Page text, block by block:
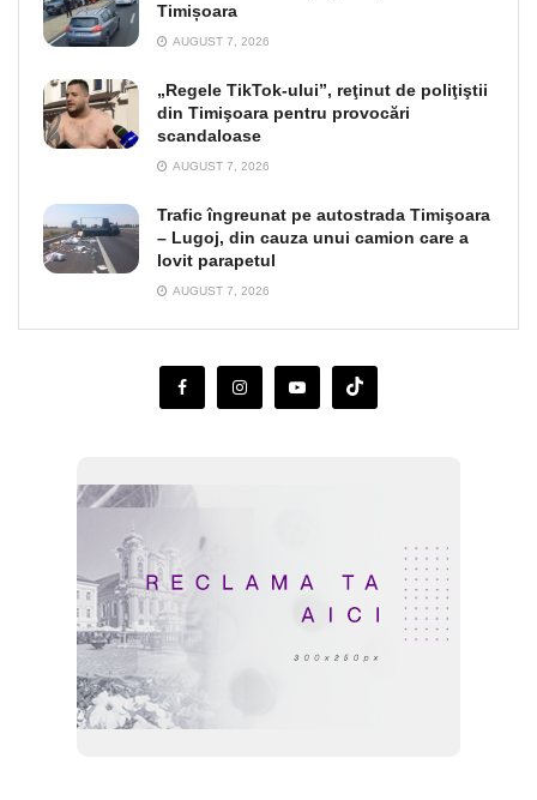
Timișoara
AUGUST 7, 2026
„Regele TikTok-ului”, reţinut de poliţiştii
din Timişoara pentru provocări
scandaloase
AUGUST 7, 2026
Trafic îngreunat pe autostrada Timişoara
– Lugoj, din cauza unui camion care a
lovit parapetul
AUGUST 7, 2026